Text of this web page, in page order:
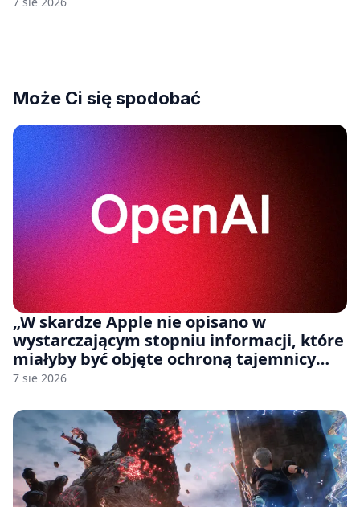
Może Ci się spodobać
„W skardze Apple nie opisano w
wystarczającym stopniu informacji, które
miałyby być objęte ochroną tajemnicy
handlowej”. OpenAI żąda odrzucenia
7 sie 2026